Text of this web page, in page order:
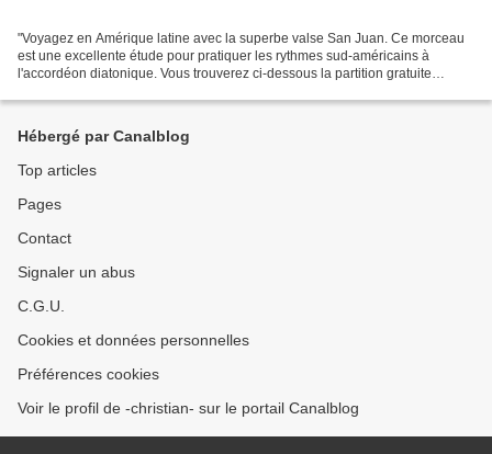
"Voyagez en Amérique latine avec la superbe valse San Juan. Ce morceau
est une excellente étude pour pratiquer les rythmes sud-américains à
l'accordéon diatonique. Vous trouverez ci-dessous la partition gratuite
Hébergé par Canalblog
Top articles
Pages
Contact
Signaler un abus
C.G.U.
Cookies et données personnelles
Préférences cookies
Voir le profil de -christian- sur le portail Canalblog